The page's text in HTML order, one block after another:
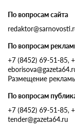
По вопросам сайта
По вопросам
+7 (8452) 69-51-85,
Размещение
По вопросам
+7 (8452) 69-51-85,
tender@gazeta64.ru